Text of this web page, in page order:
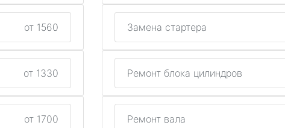
от 1560 Замена стартера
от 1330 Ремонт блока цилиндров
от 1700 Ремонт вала